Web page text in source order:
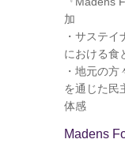
加
・サステ
における食
・地元の
を通じた民
体感
Madens